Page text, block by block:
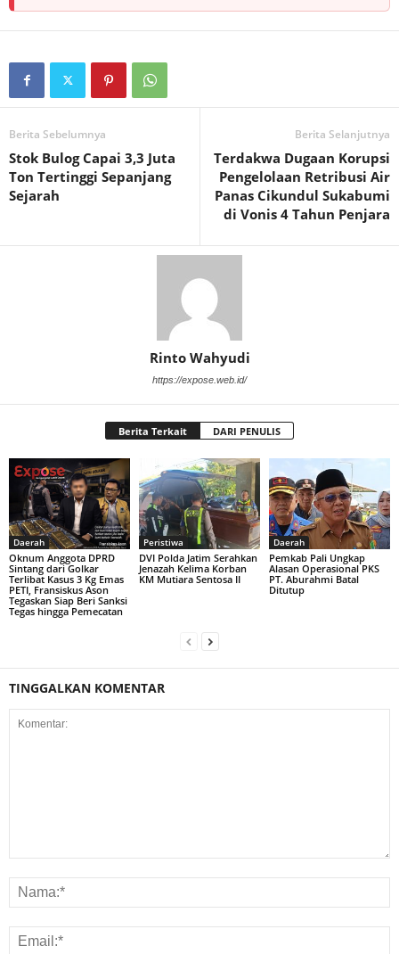
Berita Sebelumnya
Stok Bulog Capai 3,3 Juta
Ton Tertinggi Sepanjang
Sejarah
Berita Selanjutnya
Terdakwa Dugaan Korupsi
Pengelolaan Retribusi Air
Panas Cikundul Sukabumi
di Vonis 4 Tahun Penjara
Rinto Wahyudi
https://expose.web.id/
Berita Terkait DARI PENULIS
Daerah
Oknum Anggota DPRD
Sintang dari Golkar
Terlibat Kasus 3 Kg Emas
PETI, Fransiskus Ason
Tegaskan Siap Beri Sanksi
Tegas hingga Pemecatan
Peristiwa
DVI Polda Jatim Serahkan
Jenazah Kelima Korban
KM Mutiara Sentosa II
Daerah
Pemkab Pali Ungkap
Alasan Operasional PKS
PT. Aburahmi Batal
Ditutup
TINGGALKAN KOMENTAR